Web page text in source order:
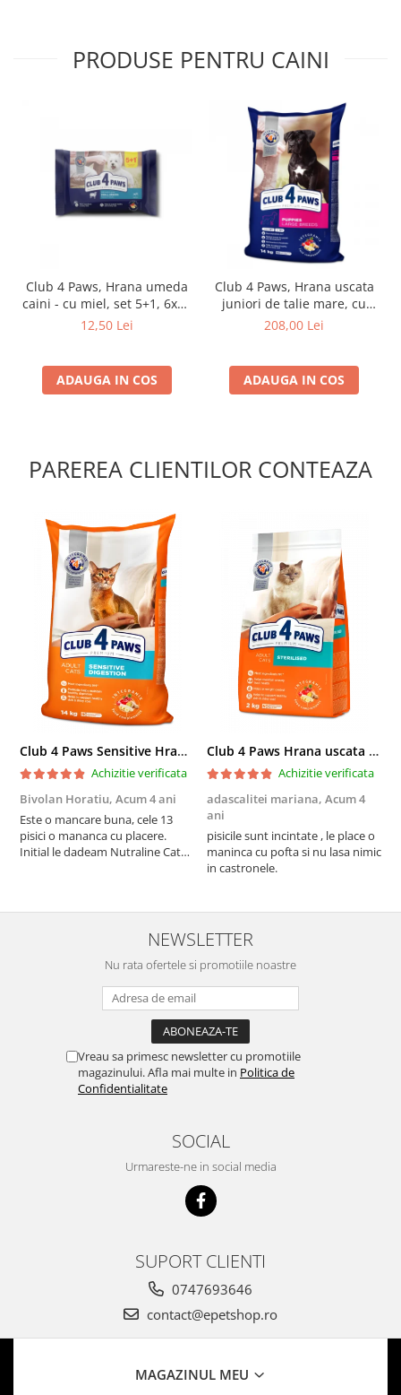
PRODUSE PENTRU CAINI
Club 4 Paws, Hrana umeda
caini - cu miel, set 5+1, 6x80
g
12,50 Lei
ADAUGA IN COS
Club 4 Paws, Hrana uscata
juniori de talie mare, cu
pui, 14kg
208,00 Lei
ADAUGA IN COS
PAREREA CLIENTILOR CONTEAZA
Club 4 Paws Sensitive Hrana uscata pisici adulte, 14kg
Achizitie verificata
Bivolan Horatiu, Acum 4 ani
Este o mancare buna, cele 13
pisici o mananca cu placere.
Initial le dadeam Nutraline Cat
nu o mananca cu placere. Eu
sunt multumit si voi continua cu
Club 4 Paws Hrana uscata pisici sterilizate, 2kg
Achizitie verificata
adascalitei mariana, Acum 4
ani
pisicile sunt incintate , le place o
maninca cu pofta si nu lasa nimic
in castronele.
NEWSLETTER
Nu rata ofertele si promotiile noastre
Vreau sa primesc newsletter cu promotiile
magazinului. Afla mai multe in Politica de
Confidentialitate
SOCIAL
Urmareste-ne in social media
SUPORT CLIENTI
0747693646
contact@epetshop.ro
MAGAZINUL MEU